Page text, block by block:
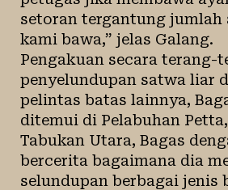
setoran tergantung jumlah
kami bawa,” jelas Galang.
Pengakuan secara terang-
penyelundupan satwa liar
pelintas batas lainnya,
ditemui di Pelabuhan
Tabukan Utara, Bagas
bercerita bagaimana dia
selundupan berbagai jenis